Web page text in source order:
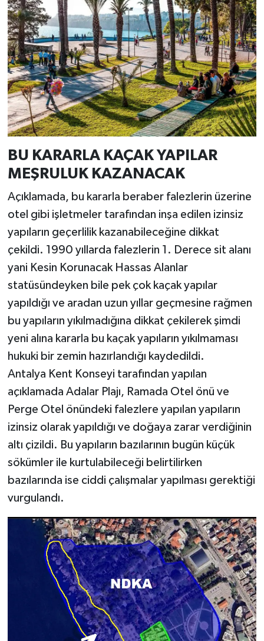
BU KARARLA KAÇAK YAPILAR
MEŞRULUK KAZANACAK
Açıklamada, bu kararla beraber falezlerin üzerine
otel gibi işletmeler tarafından inşa edilen izinsiz
yapıların geçerlilik kazanabileceğine dikkat
çekildi. 1990 yıllarda falezlerin 1. Derece sit alanı
yani Kesin Korunacak Hassas Alanlar
statüsündeyken bile pek çok kaçak yapılar
yapıldığı ve aradan uzun yıllar geçmesine rağmen
bu yapıların yıkılmadığına dikkat çekilerek şimdi
yeni alına kararla bu kaçak yapıların yıkılmaması
hukuki bir zemin hazırlandığı kaydedildi.
Antalya Kent Konseyi tarafından yapılan
açıklamada Adalar Plajı, Ramada Otel önü ve
Perge Otel önündeki falezlere yapılan yapıların
izinsiz olarak yapıldığı ve doğaya zarar verdiğinin
altı çizildi. Bu yapıların bazılarının bugün küçük
sökümler ile kurtulabileceği belirtilirken
bazılarında ise ciddi çalışmalar yapılması gerektiği
vurgulandı.